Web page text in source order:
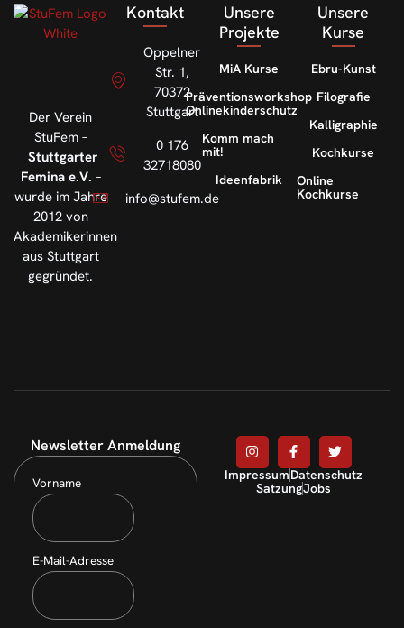
Der Verein
StuFem –
Stuttgarter
Femina e.V. –
wurde im Jahre
2012 von
Akademikerinnen
aus Stuttgart
gegründet.
Kontakt
Oppelner
Str. 1,
70372
Stuttgart
0 176
32718080
info@stufem.de
Unsere
Projekte
MiA Kurse
Präventionsworkshop
Onlinekinderschutz
Komm mach
mit!
Ideenfabrik
Unsere
Kurse
Ebru-Kunst
Filografie
Kalligraphie
Kochkurse
Online
Kochkurse
Newsletter Anmeldung
Vorname
E-Mail-Adresse
ImpressumDatenschutz
SatzungJobs